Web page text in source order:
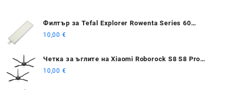
Филтър за Tefal Explorer Rowenta Series 60
RG7447 / RG7455
10,00 €
Четка за ъглите на Xiaomi Roborock S8 S8 Pro
Ultra S8+ 2 бр - черна
10,00 €